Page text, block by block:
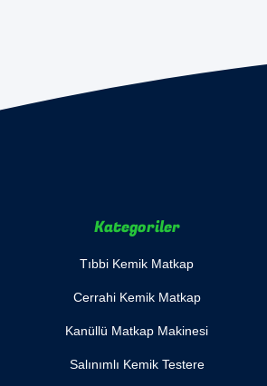
Kategoriler
Tıbbi Kemik Matkap
Cerrahi Kemik Matkap
Kanüllü Matkap Makinesi
Salınımlı Kemik Testere